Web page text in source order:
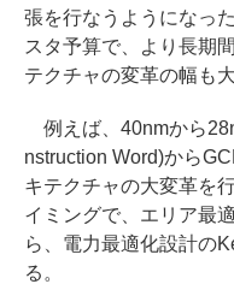
張を行なうようになっ
スタ予算で、より長期
テクチャの変革の幅も
例えば、40nmから
nstruction Word)から
キテクチャの大変革を
イミングで、エリア最
ら、電力最適化設計の
る。